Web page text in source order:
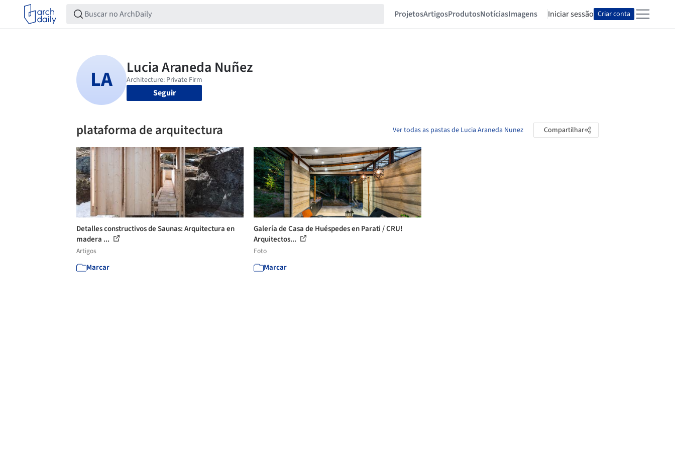
ProjetosArtigosProdutosNotíciasImagens Iniciar sessão Criar conta
Seguir
plataforma de arquitectura Ver todas as pastas de Lucia Araneda Nunez Compartilhar
Detalles constructivos de Saunas: Arquitectura en
madera ...
Artigos
Marcar
Galería de Casa de Huéspedes en Parati / CRU!
Arquitectos...
Foto
Marcar